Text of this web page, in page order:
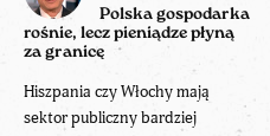
Polska gospodarka
rośnie, lecz pieniądze płyną
za granicę
Hiszpania czy Włochy mają
sektor publiczny bardziej